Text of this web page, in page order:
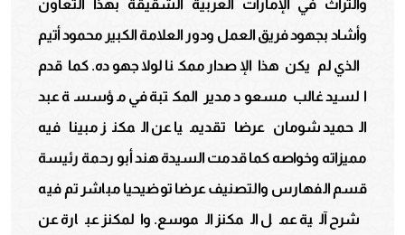
والتراث في الإمارات العربية الشقيقة بهذا التعاون
وأشاد بجهود فريق العمل ودور العلامة الكبير محمود أتيم
الذي لم يكن هذا الإصدار ممكنا لولا جهوده. كما قدم
السيد غالب مسعود مدير المكتبة في مؤسسة عبد
الحميد شومان عرضا تقديميا عن المكنز مبينا فيه
مميزاته وخواصه كما قدمت السيدة هند أبو رحمة رئيسة
قسم الفهارس والتصنيف عرضا توضيحيا مباشر تم فيه
شرح آلية عمل المكنز الموسع. والمكنز عبارة عن